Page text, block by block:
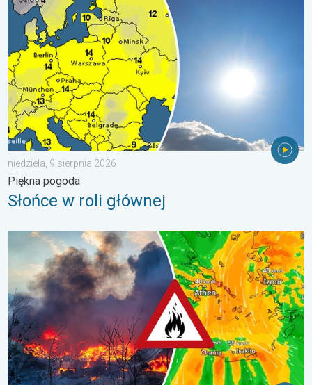
niedziela, 9 sierpnia 2026
Piękna pogoda
Słońce w roli głównej
Pożary lasów szaleją także w Europie Południowo-